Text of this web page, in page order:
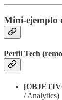
Mini-ejemplo
Perfil Tech
/ Analytics)